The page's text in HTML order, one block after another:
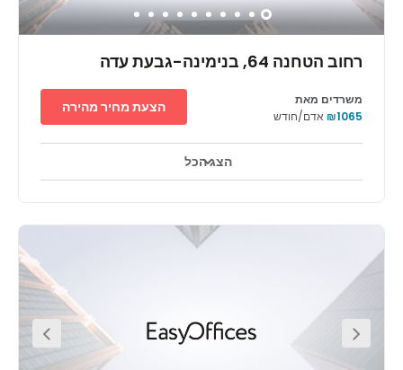
רחוב הטחנה 64, בנימינה-גבעת עדה
קווי תחבורה עיקריים
Caesarea. Commute to your workspace easily, with the
main bus and rail stations just a five-minute walk
away.Ignite your imagination in contemporary office
space with plenty of natural light and space to
collaborate or host private workshops. When it’s time to
step away from the office, grab a bite to eat locally or
head to the nearby coastal town of Caesarea.
משרדים מאת
אדם/חודש
הצעת מחיר מהירה
הצג הכל